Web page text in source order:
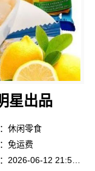
星出品
休闲零食
免运费